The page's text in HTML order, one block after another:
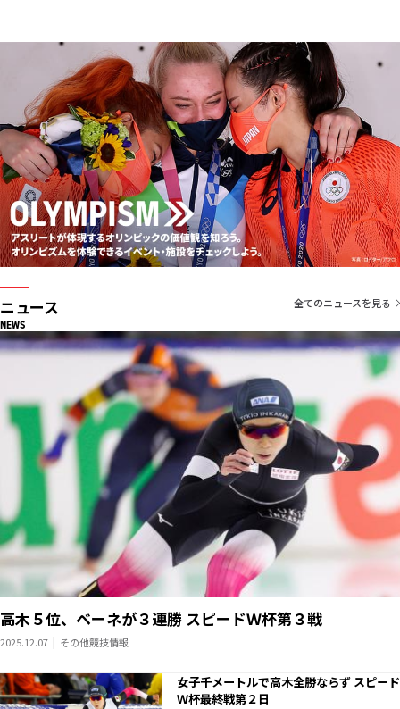
ニュース
NEWS
全てのニュースを見る
高木５位、ベーネが３連勝 スピードＷ杯第３戦
2025.12.07 その他競技情報
女子千メートルで高木全勝ならず スピード
Ｗ杯最終戦第２日